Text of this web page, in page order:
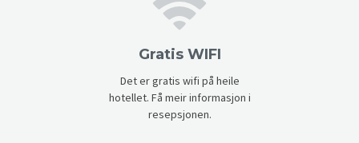
Gratis WIFI
Det er gratis wifi på heile
hotellet. Få meir informasjon i
resepsjonen.